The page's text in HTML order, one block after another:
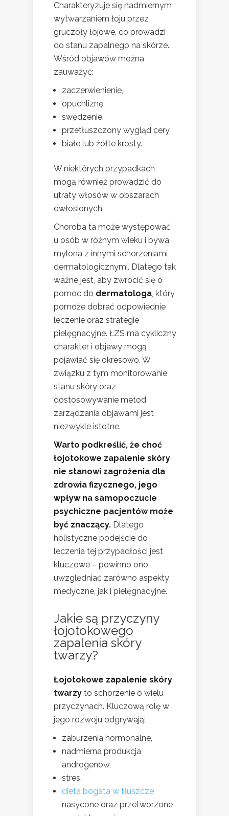
Charakteryzuje się nadmiernym
wytwarzaniem łoju przez
gruczoły łojowe, co prowadzi
do stanu zapalnego na skórze.
Wśród objawów można
zauważyć:
zaczerwienienie,
opuchliznę,
swędzenie,
przetłuszczony wygląd cery,
białe lub żółte krosty.
W niektórych przypadkach
mogą również prowadzić do
utraty włosów w obszarach
owłosionych.
Choroba ta może występować
u osób w różnym wieku i bywa
mylona z innymi schorzeniami
dermatologicznymi. Dlatego tak
ważne jest, aby zwrócić się o
pomoc do dermatologa, który
pomoże dobrać odpowiednie
leczenie oraz strategie
pielęgnacyjne. ŁZS ma cykliczny
charakter i objawy mogą
pojawiać się okresowo. W
związku z tym monitorowanie
stanu skóry oraz
dostosowywanie metod
zarządzania objawami jest
niezwykle istotne.
Warto podkreślić, że choć
łojotokowe zapalenie skóry
nie stanowi zagrożenia dla
zdrowia fizycznego, jego
wpływ na samopoczucie
psychiczne pacjentów może
być znaczący. Dlatego
holistyczne podejście do
leczenia tej przypadłości jest
kluczowe – powinno ono
uwzględniać zarówno aspekty
medyczne, jak i pielęgnacyjne.
Jakie są przyczyny
łojotokowego
zapalenia skóry
twarzy?
Łojotokowe zapalenie skóry
twarzy to schorzenie o wielu
przyczynach. Kluczową rolę w
jego rozwoju odgrywają:
zaburzenia hormonalne,
nadmierna produkcja
androgenów,
stres,
dieta bogata w tłuszcze
nasycone oraz przetworzone